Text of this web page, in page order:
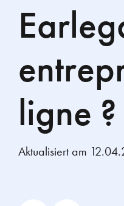
ligne
Aktualisiert am